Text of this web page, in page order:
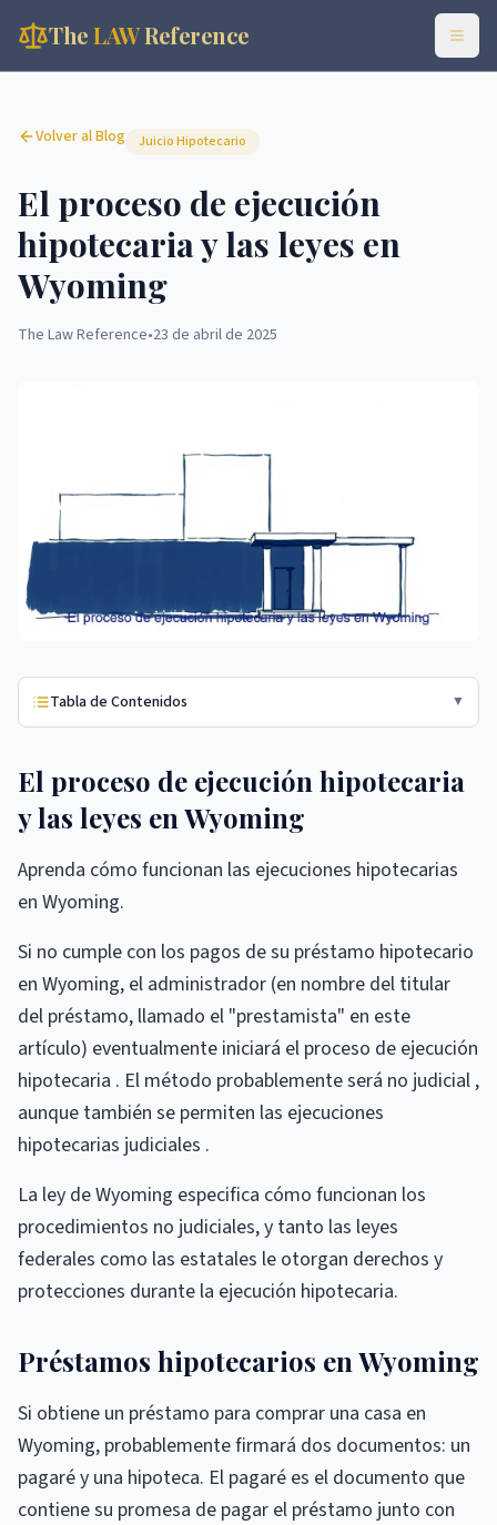
TheLAWReference
Volver al Blog Juicio Hipotecario
El proceso de ejecución
hipotecaria y las leyes en
Wyoming
The Law Reference•23 de abril de 2025
Tabla de Contenidos ▼
El proceso de ejecución hipotecaria
y las leyes en Wyoming
Aprenda cómo funcionan las ejecuciones hipotecarias
en Wyoming.
Si no cumple con los pagos de su préstamo hipotecario
en Wyoming, el administrador (en nombre del titular
del préstamo, llamado el "prestamista" en este
artículo) eventualmente iniciará el proceso de ejecución
hipotecaria . El método probablemente será no judicial ,
aunque también se permiten las ejecuciones
hipotecarias judiciales .
La ley de Wyoming especifica cómo funcionan los
procedimientos no judiciales, y tanto las leyes
federales como las estatales le otorgan derechos y
protecciones durante la ejecución hipotecaria.
Préstamos hipotecarios en Wyoming
Si obtiene un préstamo para comprar una casa en
Wyoming, probablemente firmará dos documentos: un
pagaré y una hipoteca. El pagaré es el documento que
contiene su promesa de pagar el préstamo junto con